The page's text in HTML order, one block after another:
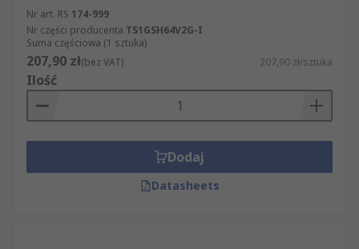
Nr art. RS 174-999
Nr części producenta TS1GSH64V2G-I
Suma częściowa (1 sztuka)
207,90 zł(bez VAT) 207,90 zł/sztuka
Ilość
Dodaj
Datasheets